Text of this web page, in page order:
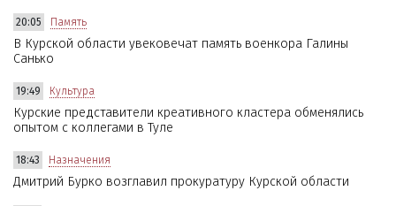
20:05 Память
В Курской области увековечат память военкора Галины
Санько
19:49 Культура
Курские представители креативного кластера обменялись
опытом с коллегами в Туле
18:43 Назначения
Дмитрий Бурко возглавил прокуратуру Курской области